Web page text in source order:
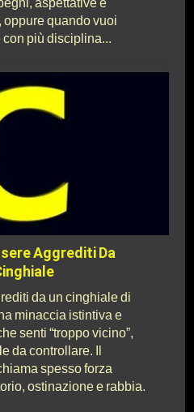
aspettative e
quando vuoi
più disciplina...
Aggrediti Da
da un cinghiale di
minaccia istintiva e
senti “troppo vicino”,
da controllare. Il
spesso forza
ostinazione e rabbia.